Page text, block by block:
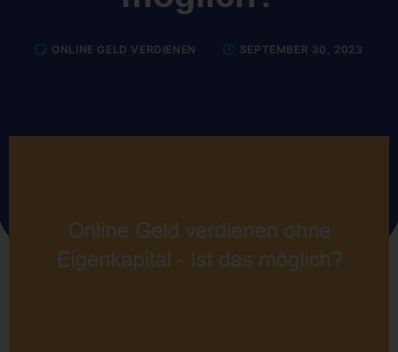
ONLINE GELD VERDIENEN SEPTEMBER 30, 2023